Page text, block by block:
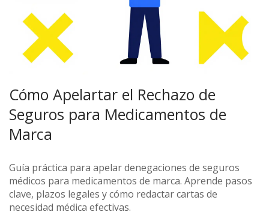
Cómo Apelartar el Rechazo de
Seguros para Medicamentos de
Marca
Guía práctica para apelar denegaciones de seguros
médicos para medicamentos de marca. Aprende pasos
clave, plazos legales y cómo redactar cartas de
necesidad médica efectivas.